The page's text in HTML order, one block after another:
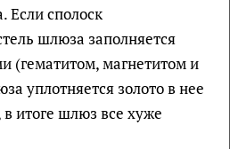
Если сполоск
шлюза заполняется
(гематитом, магнетитом и
уплотняется золото в нее
итоге шлюз все хуже